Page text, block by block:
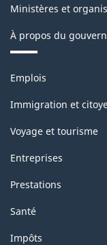
Ministères et
À propos du
Thèmes
sujets
Emplois
Immigration et
Voyage et tourisme
Entreprises
Prestations
Santé
Impôts